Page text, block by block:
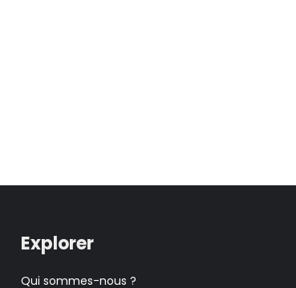
Explorer
Qui sommes-nous ?